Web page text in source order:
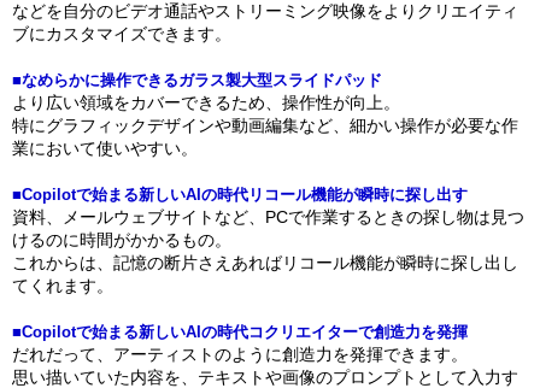
などを自分のビデオ通話やストリーミング映像をよりクリエイティ
ブにカスタマイズできます。
■なめらかに操作できるガラス製大型スライドパッド
より広い領域をカバーできるため、操作性が向上。
特にグラフィックデザインや動画編集など、細かい操作が必要な作
業において使いやすい。
■Copilotで始まる新しいAIの時代リコール機能が瞬時に探し出す
資料、メールウェブサイトなど、PCで作業するときの探し物は見つ
けるのに時間がかかるもの。
これからは、記憶の断片さえあればリコール機能が瞬時に探し出し
てくれます。
■Copilotで始まる新しいAIの時代コクリエイターで創造力を発揮
だれだって、アーティストのように創造力を発揮できます。
思い描いていた内容を、テキストや画像のプロンプトとして入力す